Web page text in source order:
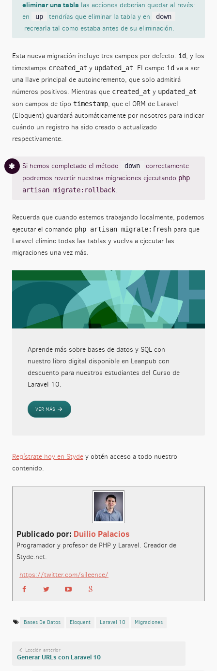
eliminar una tabla las acciones deberían quedar al revés:
en
up tendrías que eliminar la tabla y en down
recrearla tal como estaba antes de su eliminación.
Esta nueva migración incluye tres campos por defecto: id, y los
timestamps created_at y updated_at. El campo idva a ser
una llave principal de autoincremento, que solo admitirá
números positivos. Mientras que created_at y updated_at
son campos de tipo timestamp, que el ORM de Laravel
(Eloquent) guardará automáticamente por nosotros para indicar
cuándo un registro ha sido creado o actualizado
respectivamente.
Si hemos completado el método down
correctamente
podremos revertir nuestras migraciones ejecutando php
artisan migrate:rollback.
Recuerda que cuando estemos trabajando localmente, podemos
ejecutar el comando php artisan migrate:freshpara que
Laravel elimine todas las tablas y vuelva a ejecutar las
migraciones una vez más.
Aprende más sobre bases de datos y SQL con
nuestro libro digital disponible en Leanpub con
descuento para nuestros estudiantes del Curso de
Laravel 10.
VER MÁS
Regístrate hoy en Stydey obtén acceso a todo nuestro
contenido.
Publicado por: Duilio Palacios
Programador y profesor de PHP y Laravel. Creador de
Styde.net.
https://twitter.com/sileence/
Bases De Datos Eloquent Laravel 10 Migraciones
Lección anterior
Generar URLs con Laravel 10